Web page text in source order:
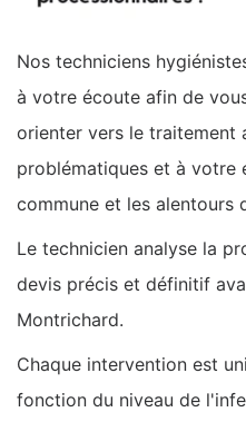
Nos techniciens
à votre écoute afin de
orienter vers le traitement
problématiques et à votre
commune et les alentours
Le technicien analyse la
devis précis et définitif
Montrichard.
Chaque intervention est
fonction du niveau de